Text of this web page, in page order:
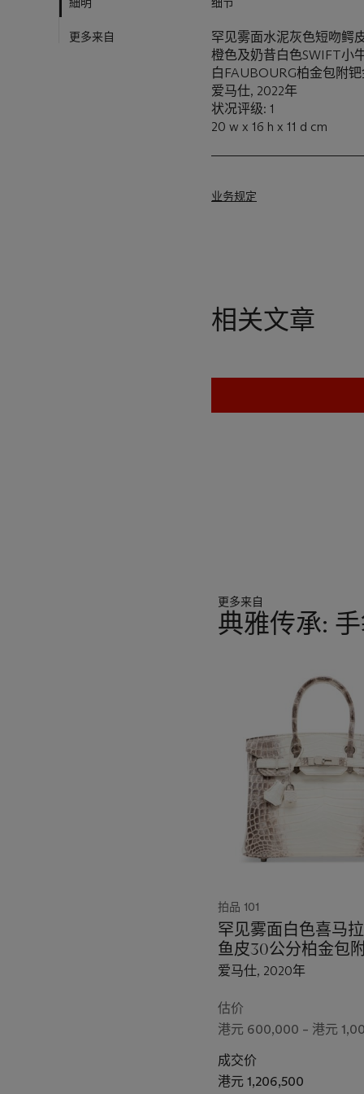
更多来自
罕见雾面水泥灰色短吻鳄
橙色及奶昔白色SWIFT小
白FAUBOURG柏金包附
爱马仕, 2022年
状况评级: 1
20 w x 16 h x 11 d cm
业务规定
相关文章
更多来自
典雅传承:
拍品 101
罕见雾面白色喜马
鱼皮30公分柏金包
件
爱马仕, 2020年
估价
港元 600,000 – 港元
成交价
港元 1,206,500